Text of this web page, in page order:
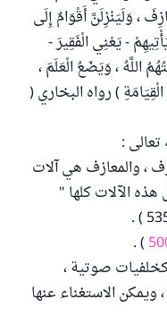
، وَلَيَنْزِلَنَّ أَقْوَامٌ إِلَى
- يَعْنِي الْفَقِيرَ -
اللَّهُ ، وَيَضَعُ الْعَلَمَ ،
) رواه البخاري (
:
، والمعازف هي آلات
هذه الآلات كلها "
) .
صوتية ،
ويمكن الاستغناء عنها